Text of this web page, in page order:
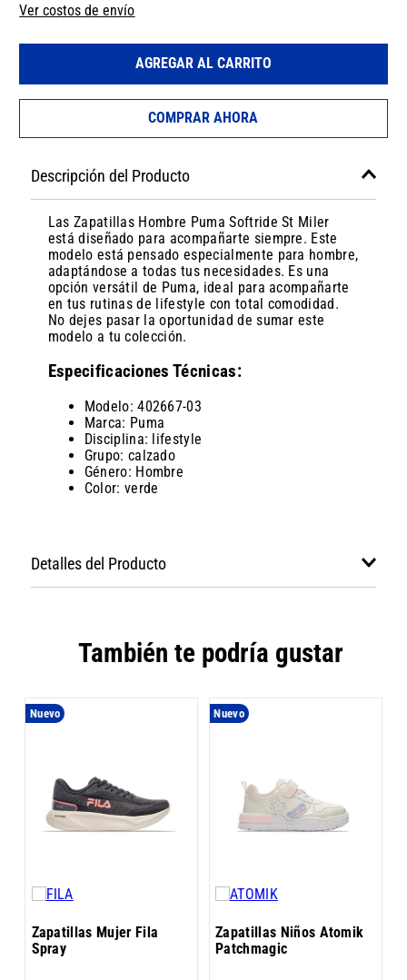
Ver costos de envío
AGREGAR AL CARRITO
COMPRAR AHORA
Descripción del Producto
Las Zapatillas Hombre Puma Softride St Miler
está diseñado para acompañarte siempre. Este
modelo está pensado especialmente para hombre,
adaptándose a todas tus necesidades. Es una
opción versátil de Puma, ideal para acompañarte
en tus rutinas de lifestyle con total comodidad.
No dejes pasar la oportunidad de sumar este
modelo a tu colección.
Especificaciones Técnicas:
Modelo: 402667-03
Marca: Puma
Disciplina: lifestyle
Grupo: calzado
Género: Hombre
Color: verde
Detalles del Producto
También te podría gustar
Nuevo
Zapatillas Mujer Fila
Spray
Nuevo
Zapatillas Niños Atomik
Patchmagic